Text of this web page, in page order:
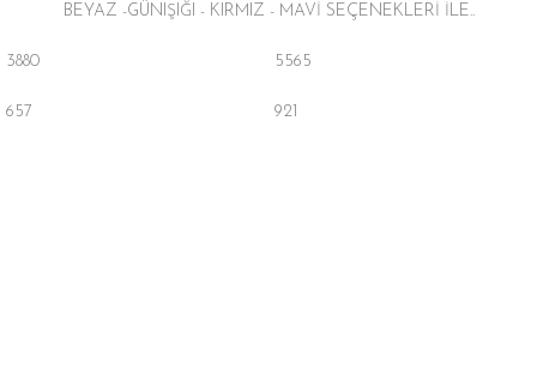
BEYAZ -GÜNIŞIĞI - KIRMIZ - MAVİ SEÇENEKLERİ İLE..
3880
657
5565
921